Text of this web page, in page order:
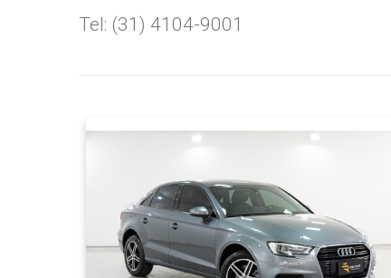
Tel: (31) 4104-9001